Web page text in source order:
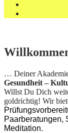
… Deiner
Gesundheit –
Willst Du Dich
goldrichtig! Wir
Paarberatungen,
Meditation.